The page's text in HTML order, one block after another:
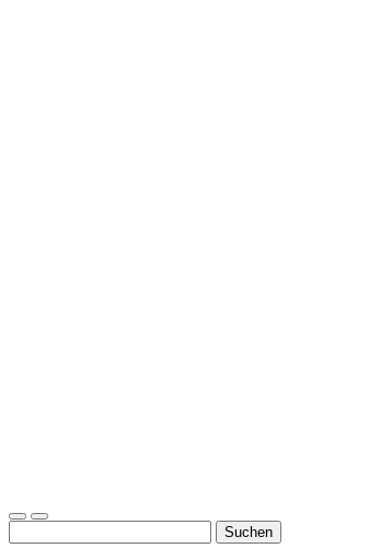
Mobile-
Menü
Suchfeld
ein-/ausblenden
nach: